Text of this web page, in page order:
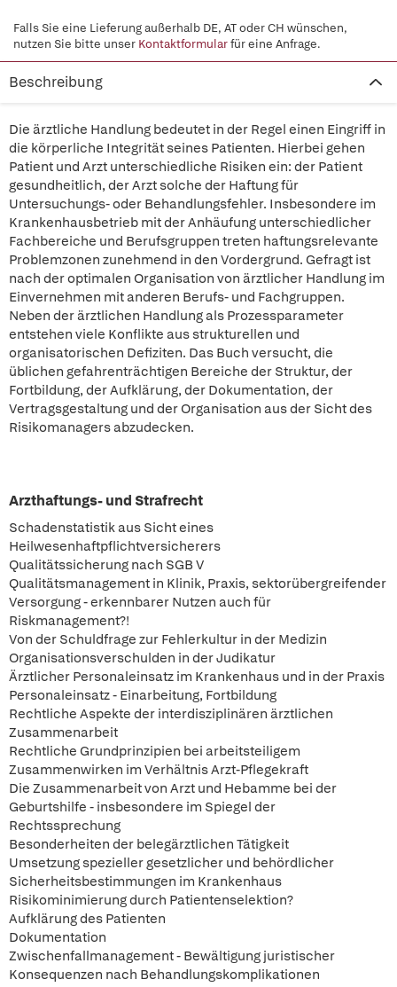
Falls Sie eine Lieferung außerhalb DE, AT oder CH wünschen,
nutzen Sie bitte unser Kontaktformularfür eine Anfrage.
Beschreibung
Die ärztliche Handlung bedeutet in der Regel einen Eingriff in
die körperliche Integrität seines Patienten. Hierbei gehen
Patient und Arzt unterschiedliche Risiken ein: der Patient
gesundheitlich, der Arzt solche der Haftung für
Untersuchungs- oder Behandlungsfehler. Insbesondere im
Krankenhausbetrieb mit der Anhäufung unterschiedlicher
Fachbereiche und Berufsgruppen treten haftungsrelevante
Problemzonen zunehmend in den Vordergrund. Gefragt ist
nach der optimalen Organisation von ärztlicher Handlung im
Einvernehmen mit anderen Berufs- und Fachgruppen.
Neben der ärztlichen Handlung als Prozessparameter
entstehen viele Konflikte aus strukturellen und
organisatorischen Defiziten. Das Buch versucht, die
üblichen gefahrenträchtigen Bereiche der Struktur, der
Fortbildung, der Aufklärung, der Dokumentation, der
Vertragsgestaltung und der Organisation aus der Sicht des
Risikomanagers abzudecken.
Arzthaftungs- und Strafrecht
Schadenstatistik aus Sicht eines
Heilwesenhaftpflichtversicherers
Qualitätssicherung nach SGB V
Qualitätsmanagement in Klinik, Praxis, sektorübergreifender
Versorgung - erkennbarer Nutzen auch für
Riskmanagement?!
Von der Schuldfrage zur Fehlerkultur in der Medizin
Organisationsverschulden in der Judikatur
Ärztlicher Personaleinsatz im Krankenhaus und in der Praxis
Personaleinsatz - Einarbeitung, Fortbildung
Rechtliche Aspekte der interdisziplinären ärztlichen
Zusammenarbeit
Rechtliche Grundprinzipien bei arbeitsteiligem
Zusammenwirken im Verhältnis Arzt-Pflegekraft
Die Zusammenarbeit von Arzt und Hebamme bei der
Geburtshilfe - insbesondere im Spiegel der
Rechtssprechung
Besonderheiten der belegärztlichen Tätigkeit
Umsetzung spezieller gesetzlicher und behördlicher
Sicherheitsbestimmungen im Krankenhaus
Risikominimierung durch Patientenselektion?
Aufklärung des Patienten
Dokumentation
Zwischenfallmanagement - Bewältigung juristischer
Konsequenzen nach Behandlungskomplikationen